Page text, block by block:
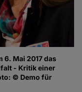
6. Mai 2017 das
- Kritik einer
© Demo für